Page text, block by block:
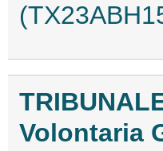
Volontaria